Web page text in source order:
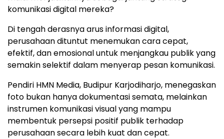
komunikasi digital mereka?
Di tengah derasnya arus informasi digital,
perusahaan dituntut menemukan cara cepat,
efektif, dan emosional untuk menjangkau publik yang
semakin selektif dalam menyerap pesan komunikasi.
Pendiri HMN Media, Budipur Karjodiharjo, menegaskan
foto bukan hanya dokumentasi semata, melainkan
instrumen komunikasi visual yang mampu
membentuk persepsi positif publik terhadap
perusahaan secara lebih kuat dan cepat.